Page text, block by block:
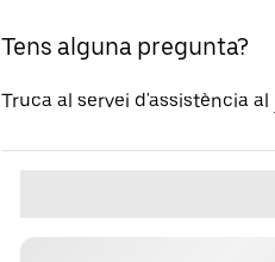
Tens alguna pregunta?
Truca al servei d'assistència al